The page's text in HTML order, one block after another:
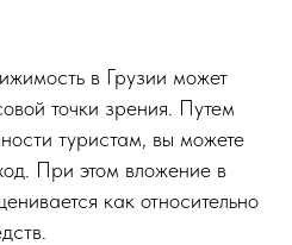
в Грузии может
точки зрения. Путем
туристам, вы можете
При этом вложение в
как относительно